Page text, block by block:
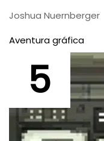
Joshua Nuernberger
Aventura gráfica
5